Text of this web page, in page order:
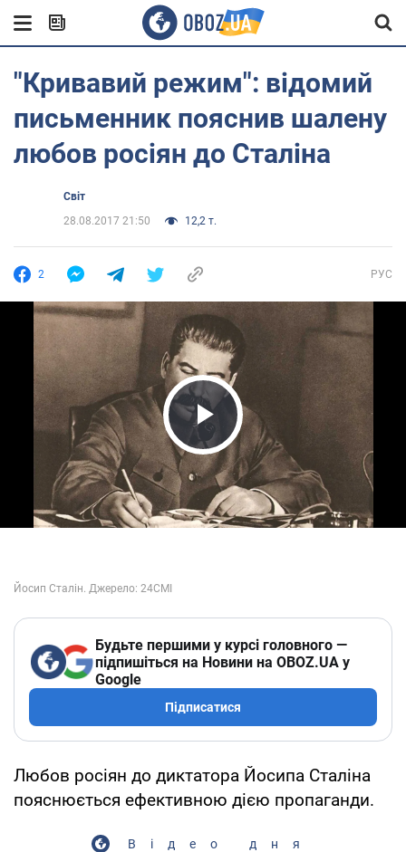
"Кривавий режим": відомий
письменник пояснив шалену
любов росіян до Сталіна
Світ
28.08.2017 21:50
12,2 т.
2 РУС
Play Video
Будьте першими у курсі головного —
підпишіться на Новини на OBOZ.UA у
Google
Підписатися
Любов росіян до диктатора Йосипа Сталіна
пояснюється ефективною дією пропаганди.
Відео дня